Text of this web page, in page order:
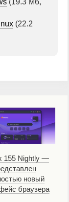
(19.3 Мб,
(22.2
155 Nightly —
новый
браузера